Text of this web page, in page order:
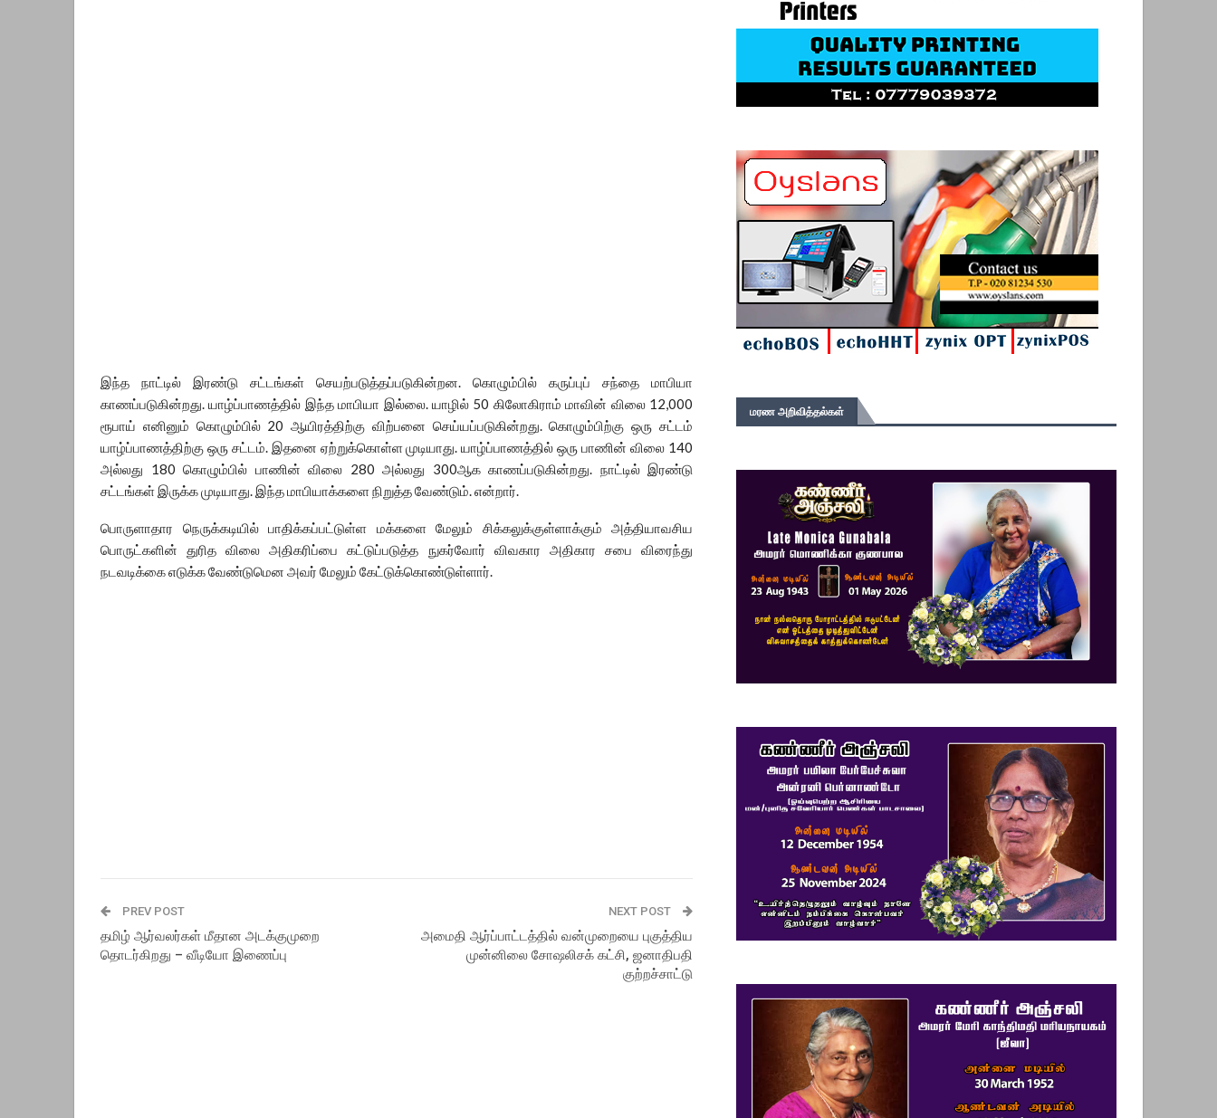
இந்த நாட்டில் இரண்டு சட்டங்கள் செயற்படுத்தப்படுகின்றன. கொழும்பில் கருப்புப் சந்தை மாபியா
காணப்படுகின்றது. யாழ்ப்பாணத்தில் இந்த மாபியா இல்லை. யாழில் 50 கிலோகிராம் மாவின் விலை 12,000
ரூபாய் எனினும் கொழும்பில் 20 ஆயிரத்திற்கு விற்பனை செய்யப்படுகின்றது. கொழும்பிற்கு ஒரு சட்டம்
யாழ்ப்பாணத்திற்கு ஒரு சட்டம். இதனை ஏற்றுக்கொள்ள முடியாது. யாழ்ப்பாணத்தில் ஒரு பாணின் விலை 140
அல்லது 180 கொழும்பில் பாணின் விலை 280 அல்லது 300ஆக காணப்படுகின்றது. நாட்டில் இரண்டு
சட்டங்கள் இருக்க முடியாது. இந்த மாபியாக்களை நிறுத்த வேண்டும். என்றார்.
பொருளாதார நெருக்கடியில் பாதிக்கப்பட்டுள்ள மக்களை மேலும் சிக்கலுக்குள்ளாக்கும் அத்தியாவசிய
பொருட்களின் துரித விலை அதிகரிப்பை கட்டுப்படுத்த நுகர்வோர் விவகார அதிகார சபை விரைந்து
நடவடிக்கை எடுக்க வேண்டுமென அவர் மேலும் கேட்டுக்கொண்டுள்ளார்.
PREV POST
தமிழ் ஆர்வலர்கள் மீதான அடக்குமுறை
தொடர்கிறது – வீடியோ இணைப்பு
NEXT POST
அமைதி ஆர்ப்பாட்டத்தில் வன்முறையை புகுத்திய
முன்னிலை சோஷலிசக் கட்சி, ஜனாதிபதி
குற்றச்சாட்டு
மரண அறிவித்தல்கள்